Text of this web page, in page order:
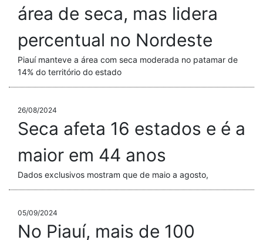
área de seca, mas lidera
percentual no Nordeste
Piauí manteve a área com seca moderada no patamar de
14% do território do estado
26/08/2024
Seca afeta 16 estados e é a
maior em 44 anos
Dados exclusivos mostram que de maio a agosto,
05/09/2024
No Piauí, mais de 100